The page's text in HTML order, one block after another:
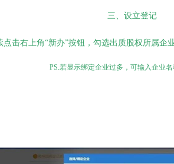
三、设立登记
点击右上角“新办”按钮，勾选出质股权所属企
PS.若显示绑定企业过多，可输入企业名